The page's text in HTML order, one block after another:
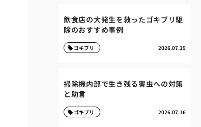
飲食店の大発生を救ったゴキブリ駆
除のおすすめ事例
2026.07.19
ゴキブリ
掃除機内部で生き残る害虫への対策
と助言
2026.07.16
ゴキブリ